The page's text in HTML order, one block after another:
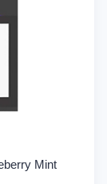
Mint